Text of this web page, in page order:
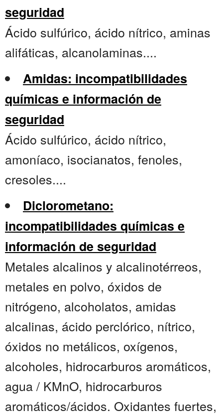
seguridad
Ácido sulfúrico, ácido nítrico, aminas
alifáticas, alcanolaminas....
Amidas: incompatibilidades
químicas e información de
seguridad
Ácido sulfúrico, ácido nítrico,
amoníaco, isocianatos, fenoles,
cresoles....
Diclorometano:
incompatibilidades químicas e
información de seguridad
Metales alcalinos y alcalinotérreos,
metales en polvo, óxidos de
nitrógeno, alcoholatos, amidas
alcalinas, ácido perclórico, nítrico,
óxidos no metálicos, oxígenos,
alcoholes, hidrocarburos aromáticos,
agua / KMnO, hidrocarburos
aromáticos/ácidos. Oxidantes fuertes,